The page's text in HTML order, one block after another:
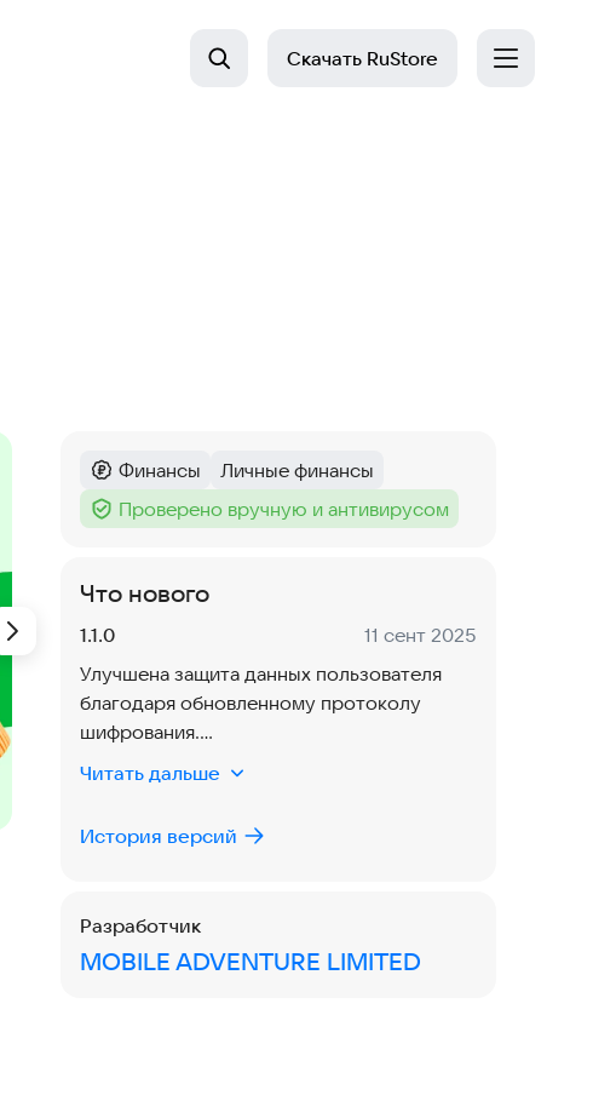
Скачать RuStore
Категория:
Финансы
Тег :
Личные финансы
Тег :
Проверено вручную и антивирусом
Что нового
Версия:
1.1.0 Дата:
11 сент 2025
Улучшена защита данных пользователя
благодаря обновленному протоколу
шифрования.
Обновлен дизайн интерфейса для
улучшения удобства навигации.
Читать дальше
История версий
Разработчик
MOBILE ADVENTURE LIMITED